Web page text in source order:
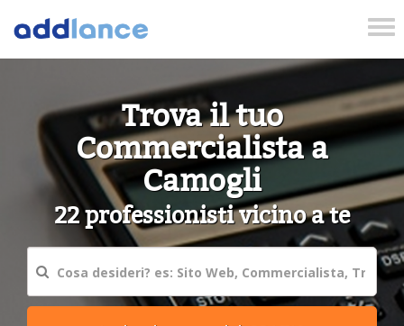
Trova il tuo
Commercialista a
Camogli
22 professionisti vicino a te